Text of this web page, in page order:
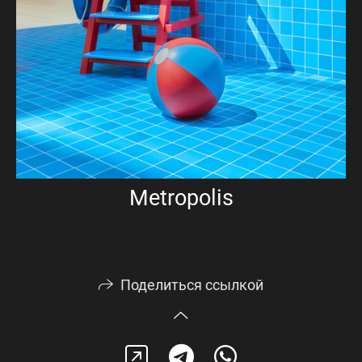
Metropolis
Поделиться ссылкой